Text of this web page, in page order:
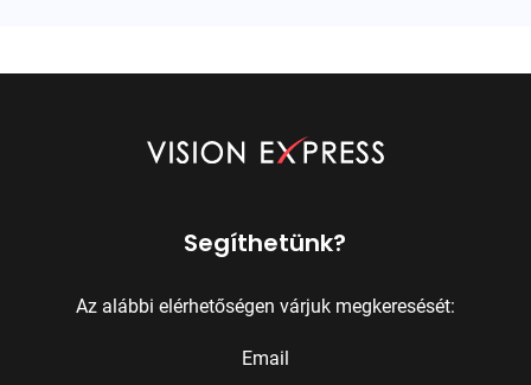
Segíthetünk?
Az alábbi elérhetőségen várjuk megkeresését:
Email